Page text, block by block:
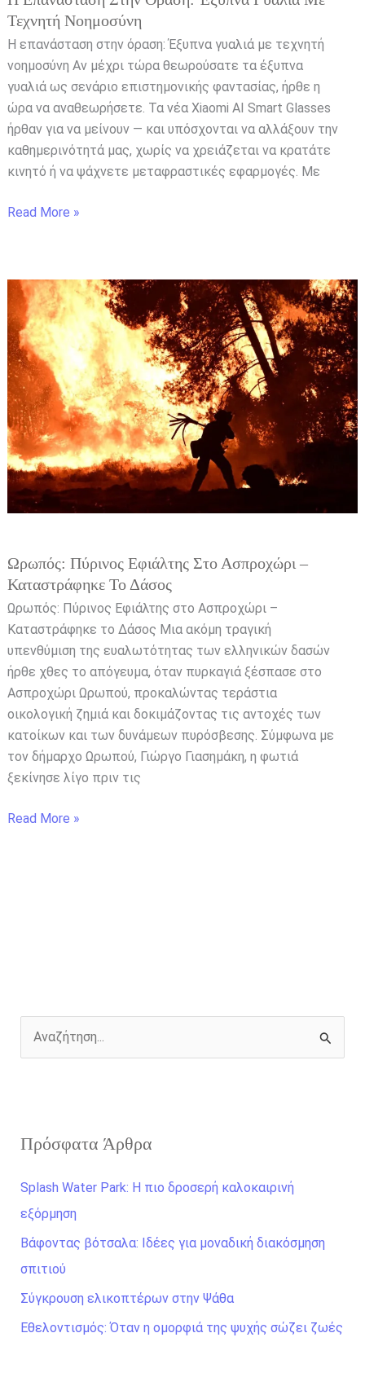
Τεχνητή Νοημοσύνη
Η επανάσταση στην όραση: Έξυπνα γυαλιά με τεχνητή
νοημοσύνη Αν μέχρι τώρα θεωρούσατε τα έξυπνα
γυαλιά ως σενάριο επιστημονικής φαντασίας, ήρθε η
ώρα να αναθεωρήσετε. Τα νέα Xiaomi AI Smart Glasses
ήρθαν για να μείνουν — και υπόσχονται να αλλάξουν την
καθημερινότητά μας, χωρίς να χρειάζεται να κρατάτε
κινητό ή να ψάχνετε μεταφραστικές εφαρμογές. Με
Read More »
Ωρωπός: Πύρινος Εφιάλτης Στο Ασπροχώρι –
Καταστράφηκε Το Δάσος
Ωρωπός: Πύρινος Εφιάλτης στο Ασπροχώρι –
Καταστράφηκε το Δάσος Μια ακόμη τραγική
υπενθύμιση της ευαλωτότητας των ελληνικών δασών
ήρθε χθες το απόγευμα, όταν πυρκαγιά ξέσπασε στο
Ασπροχώρι Ωρωπού, προκαλώντας τεράστια
οικολογική ζημιά και δοκιμάζοντας τις αντοχές των
κατοίκων και των δυνάμεων πυρόσβεσης. Σύμφωνα με
τον δήμαρχο Ωρωπού, Γιώργο Γιασημάκη, η φωτιά
ξεκίνησε λίγο πριν τις
Ωρωπός:
Πύρινος
Εφιάλτης
στο
Ασπροχώρι
–
Καταστράφηκε
το
Δάσος
Read More »
ή
η
σ
η
γ
ι
α
Πρόσφατα Άρθρα
Splash Water Park: Η πιο δροσερή καλοκαιρινή
εξόρμηση
Βάφοντας βότσαλα: Ιδέες για μοναδική διακόσμηση
σπιτιού
Σύγκρουση ελικοπτέρων στην Ψάθα
Εθελοντισμός: Όταν η ομορφιά της ψυχής σώζει ζωές